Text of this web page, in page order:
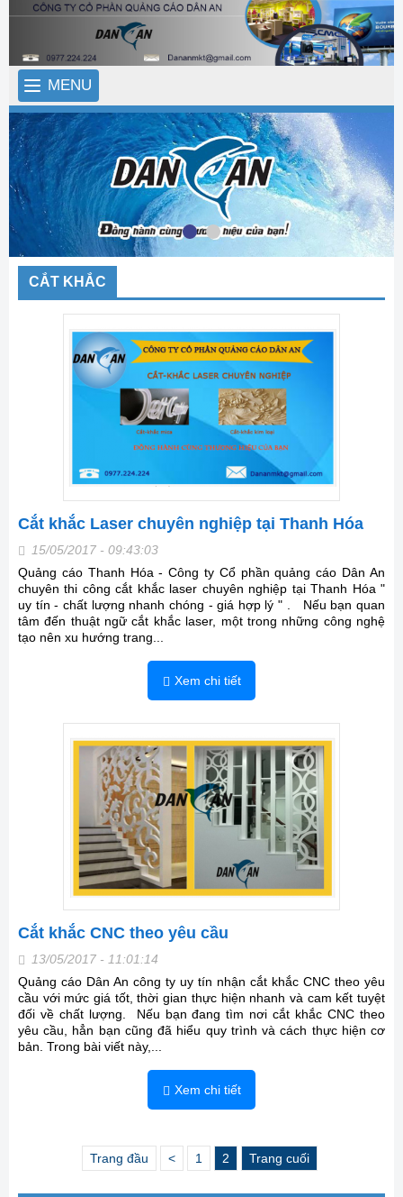
MENU
CẮT KHẮC
Cắt khắc Laser chuyên nghiệp tại Thanh Hóa
15/05/2017 - 09:43:03
Quảng cáo Thanh Hóa - Công ty Cổ phần quảng cáo Dân An
chuyên thi công cắt khắc laser chuyên nghiệp tại Thanh Hóa "
uy tín - chất lượng nhanh chóng - giá hợp lý " . Nếu bạn quan
tâm đến thuật ngữ cắt khắc laser, một trong những công nghệ
tạo nên xu hướng trang...
Xem chi tiết
Cắt khắc CNC theo yêu cầu
13/05/2017 - 11:01:14
Quảng cáo Dân An công ty uy tín nhận cắt khắc CNC theo yêu
cầu với mức giá tốt, thời gian thực hiện nhanh và cam kết tuyệt
đối về chất lượng. Nếu bạn đang tìm nơi cắt khắc CNC theo
yêu cầu, hẳn bạn cũng đã hiểu quy trình và cách thực hiện cơ
bản. Trong bài viết này,...
Xem chi tiết
Trang đầu < 1 2 Trang cuối